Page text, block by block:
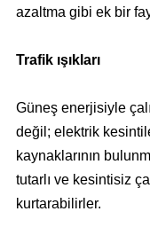
azaltma gibi ek bir
Trafik ışıkları
Güneş enerjisiyle
değil; elektrik
kaynaklarının
tutarlı ve kesintisiz
kurtarabilirler.